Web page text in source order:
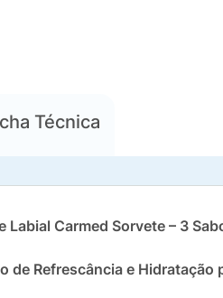
Técnica
Labial Carmed Sorvete – 3
de Refrescância e Hidratação